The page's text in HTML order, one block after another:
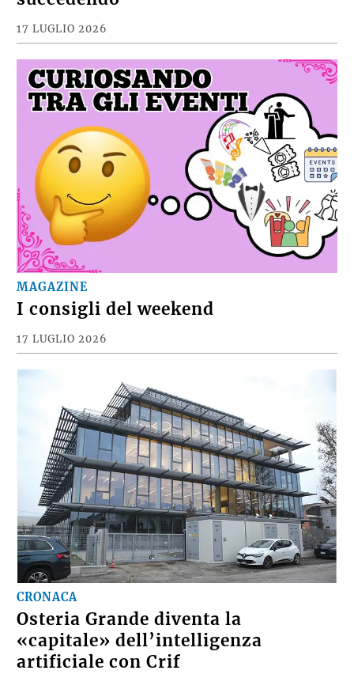
17 LUGLIO 2026
MAGAZINE
I consigli del weekend
17 LUGLIO 2026
CRONACA
Osteria Grande diventa la
«capitale» dell’intelligenza
artificiale con Crif